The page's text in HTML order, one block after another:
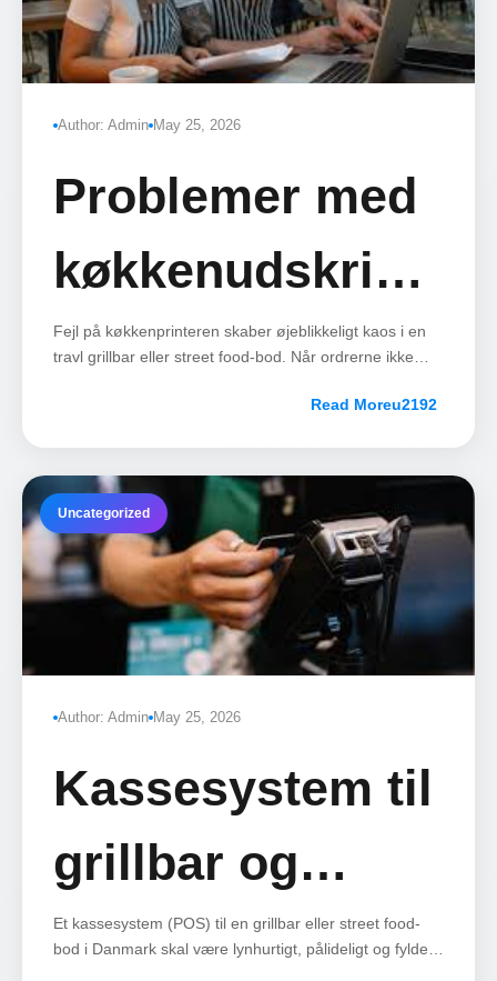
Author: Admin May 25, 2026
Problemer med
Sådan løser du
Fejl på køkkenprinteren skaber øjeblikkeligt kaos i en
travl grillbar eller street food-bod. Når ordrerne ikke
Read More
Uncategorized
Author: Admin May 25, 2026
Kassesystem til
grillbar og
street food i
Et kassesystem (POS) til en grillbar eller street food-
bod i Danmark skal være lynhurtigt, pålideligt og fylde